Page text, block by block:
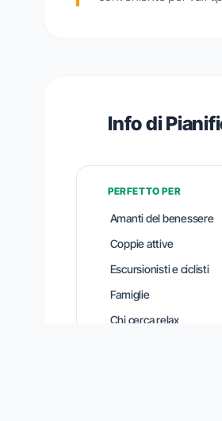
Info di
PERFETTO PER
Amanti del benessere
Coppie attive
Escursionisti e ciclisti
Famiglie
Chi cerca relax